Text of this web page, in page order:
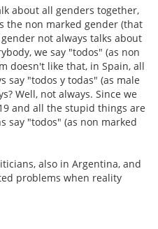
about all genders together,
the non marked gender (that
not always talks about
we say "todos" (as non
doesn't like that, in Spain, all
say "todos y todas" (as male
Well, not always. Since we
and all the stupid things are
say "todos" (as non marked
also in Argentina, and
problems when reality